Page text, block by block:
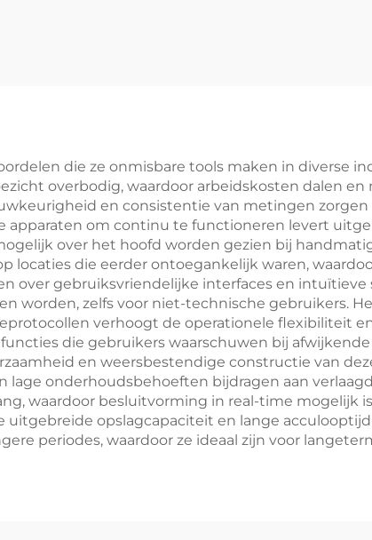
die ze onmisbare tools maken in diverse
overbodig, waardoor arbeidskosten dalen
en consistentie van metingen
apparaten om continu te functioneren levert
over het hoofd worden gezien bij
locaties die eerder ontoegankelijk waren,
over gebruiksvriendelijke interfaces en intuïtieve
worden, zelfs voor niet-technische gebruikers.
verhoogt de operationele flexibiliteit
die gebruikers waarschuwen bij
en weersbestendige constructie van
onderhoudsbehoeften bijdragen aan
waardoor besluitvorming in real-time mogelijk
uitgebreide opslagcapaciteit en lange
periodes, waardoor ze ideaal zijn voor